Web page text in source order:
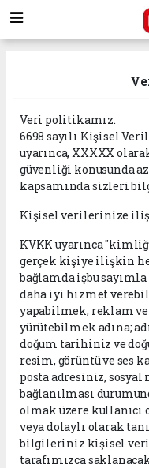
Veri politikamız.
6698 sayılı Kişisel
uyarınca, XXXXX
güvenliği konusunda
kapsamında sizleri
Kişisel verilerinize
KVKK uyarınca
gerçek kişiye ilişkin
bağlamda işbu
daha iyi hizmet
yapabilmek, reklam
yürütebilmek adına;
doğum tarihiniz ve
resim, görüntü ve ses
posta adresiniz, sosyal
bağlanılması
olmak üzere
veya dolaylı olarak
bilgileriniz kişisel veri
tarafımızca